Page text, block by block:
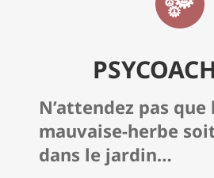
N’attendez pas que
mauvaise-herbe
dans le jardin…